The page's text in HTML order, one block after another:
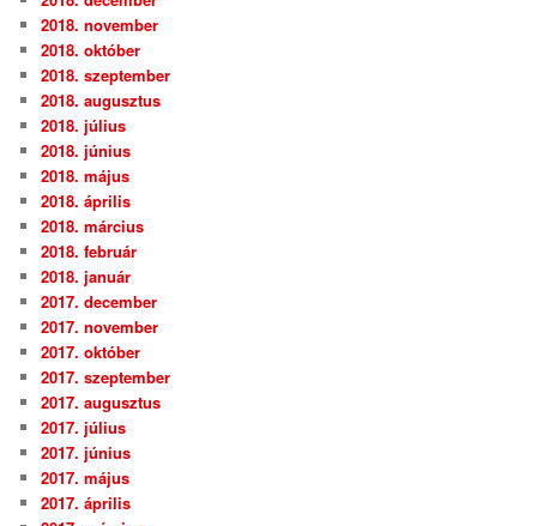
2018. november
2018. október
2018. szeptember
2018. augusztus
2018. július
2018. június
2018. május
2018. április
2018. március
2018. február
2018. január
2017. december
2017. november
2017. október
2017. szeptember
2017. augusztus
2017. július
2017. június
2017. május
2017. április